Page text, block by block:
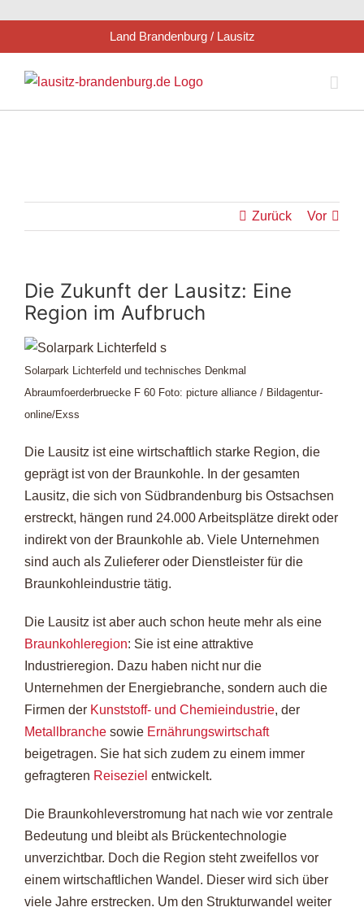
Inhalt
springen
Land Brandenburg / Lausitz
Zurück Vor
Die Zukunft der Lausitz: Eine
Region im Aufbruch
Solarpark Lichterfeld und technisches Denkmal
Abraumfoerderbruecke F 60 Foto: picture alliance / Bildagentur-
online/Exss
Die Lausitz ist eine wirtschaftlich starke Region, die
geprägt ist von der Braunkohle. In der gesamten
Lausitz, die sich von Südbrandenburg bis Ostsachsen
erstreckt, hängen rund 24.000 Arbeitsplätze direkt oder
indirekt von der Braunkohle ab. Viele Unternehmen
sind auch als Zulieferer oder Dienstleister für die
Braunkohleindustrie tätig.
Die Lausitz ist aber auch schon heute mehr als eine
Braunkohleregion: Sie ist eine attraktive
Industrieregion. Dazu haben nicht nur die
Unternehmen der Energiebranche, sondern auch die
Firmen der Kunststoff- und Chemieindustrie, der
Metallbranche sowie Ernährungswirtschaft
beigetragen. Sie hat sich zudem zu einem immer
gefragteren Reiseziel entwickelt.
Die Braunkohleverstromung hat nach wie vor zentrale
Bedeutung und bleibt als Brückentechnologie
unverzichtbar. Doch die Region steht zweifellos vor
einem wirtschaftlichen Wandel. Dieser wird sich über
viele Jahre erstrecken. Um den Strukturwandel weiter